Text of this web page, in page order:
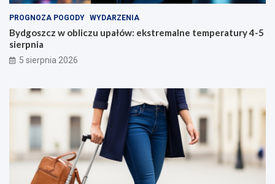
PROGNOZA POGODY WYDARZENIA
Bydgoszcz w obliczu upałów: ekstremalne temperatury 4-5
sierpnia
5 sierpnia 2026